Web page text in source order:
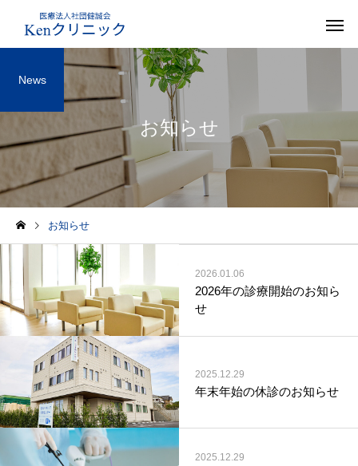
お知らせ
News
お知らせ
2026.01.06
2026年の診療開始のお知ら
せ
2025.12.29
年末年始の休診のお知らせ
2025.12.29